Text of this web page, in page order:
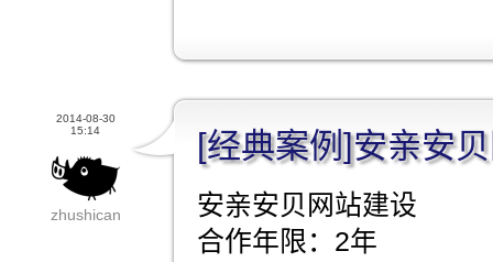
2014-08-30
15:14
zhushican
[经典案例]安亲安
安亲安贝网站建设
合作年限：2年